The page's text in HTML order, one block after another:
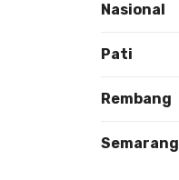
Nasional
Pati
Rembang
Semarang